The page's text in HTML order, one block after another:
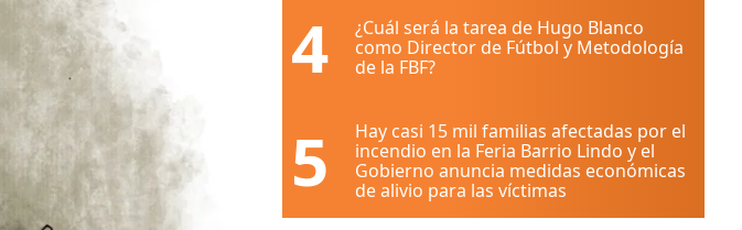
4
¿Cuál será la tarea de Hugo Blanco
como Director de Fútbol y Metodología
de la FBF?
5
Hay casi 15 mil familias afectadas por el
incendio en la Feria Barrio Lindo y el
Gobierno anuncia medidas económicas
de alivio para las víctimas